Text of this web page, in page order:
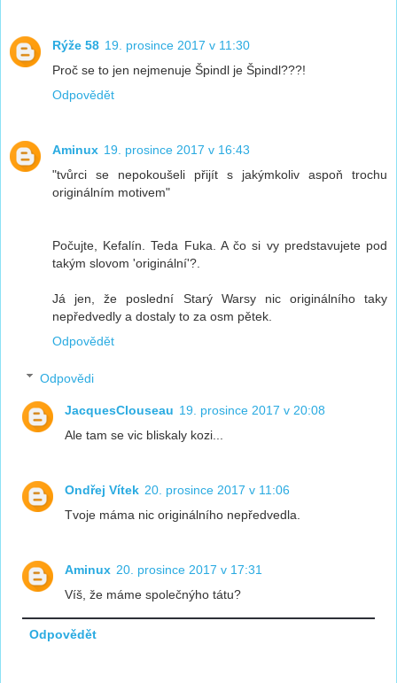
Rýže 58 19. prosince 2017 v 11:30
Proč se to jen nejmenuje Špindl je Špindl???!
Odpovědět
Aminux 19. prosince 2017 v 16:43
"tvůrci se nepokoušeli přijít s jakýmkoliv aspoň trochu
originálním motivem"
Počujte, Kefalín. Teda Fuka. A čo si vy predstavujete pod
takým slovom 'originální'?.
Já jen, že poslední Starý Warsy nic originálního taky
nepředvedly a dostaly to za osm pětek.
Odpovědět
Odpovědi
JacquesClouseau 19. prosince 2017 v 20:08
Ale tam se vic bliskaly kozi...
Ondřej Vítek 20. prosince 2017 v 11:06
Tvoje máma nic originálního nepředvedla.
Aminux 20. prosince 2017 v 17:31
Víš, že máme společnýho tátu?
Odpovědět